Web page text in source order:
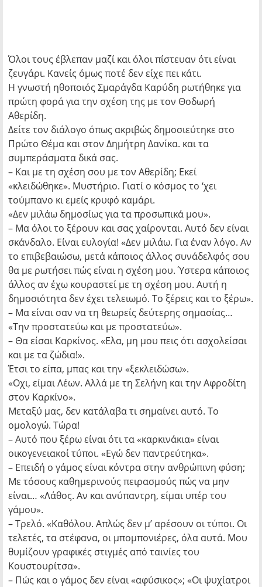
Όλοι τους έβλεπαν μαζί και όλοι πίστευαν ότι είναι
ζευγάρι. Κανείς όμως ποτέ δεν είχε πει κάτι.
Η γνωστή ηθοποιός Σμαράγδα Καρύδη ρωτήθηκε για
πρώτη φορά για την σχέση της με τον Θοδωρή
Αθερίδη.
Δείτε τον διάλογο όπως ακριβώς δημοσιεύτηκε στο
Πρώτο Θέμα και στον Δημήτρη Δανίκα. και τα
συμπεράσματα δικά σας.
– Και με τη σχέση σου με τον Αθερίδη; Εκεί
«κλειδώθηκε». Μυστήριο. Γιατί ο κόσμος το ‘χει
τούμπανο κι εμείς κρυφό καμάρι.
«Δεν μιλάω δημοσίως για τα προσωπικά μου».
– Μα όλοι το ξέρουν και σας χαίρονται. Αυτό δεν είναι
σκάνδαλο. Είναι ευλογία! «Δεν μιλάω. Για έναν λόγο. Αν
το επιβεβαιώσω, μετά κάποιος άλλος συνάδελφός σου
θα με ρωτήσει πώς είναι η σχέση μου. Ύστερα κάποιος
άλλος αν έχω κουραστεί με τη σχέση μου. Αυτή η
δημοσιότητα δεν έχει τελειωμό. Το ξέρεις και το ξέρω».
– Μα είναι σαν να τη θεωρείς δεύτερης σημασίας…
«Την προστατεύω και με προστατεύω».
– Θα είσαι Καρκίνος. «Ελα, μη μου πεις ότι ασχολείσαι
και με τα ζώδια!».
Έτσι το είπα, μπας και την «ξεκλειδώσω».
«Οχι, είμαι Λέων. Αλλά με τη Σελήνη και την Αφροδίτη
στον Καρκίνο».
Μεταξύ μας, δεν κατάλαβα τι σημαίνει αυτό. Το
ομολογώ. Τώρα!
– Αυτό που ξέρω είναι ότι τα «καρκινάκια» είναι
οικογενειακοί τύποι. «Εγώ δεν παντρεύτηκα».
– Επειδή ο γάμος είναι κόντρα στην ανθρώπινη φύση;
Με τόσους καθημερινούς πειρασμούς πώς να μην
είναι… «Λάθος. Αν και ανύπαντρη, είμαι υπέρ του
γάμου».
– Τρελό. «Καθόλου. Απλώς δεν μ’ αρέσουν οι τύποι. Οι
τελετές, τα στέφανα, οι μπομπονιέρες, όλα αυτά. Μου
θυμίζουν γραφικές στιγμές από ταινίες του
Κουστουρίτσα».
– Πώς και ο γάμος δεν είναι «αφύσικος»; «Οι ψυχίατροι